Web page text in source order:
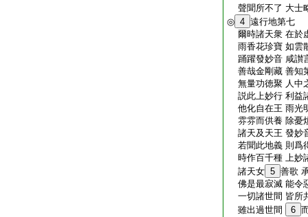
聲聞所不了 大士
◎ 4 遠行地第七
爾時諸天衆 在於
雨香花珍寶 如雲
踊躍發妙音 咸讃
善哉金剛藏 善知
無量功徳聚 人中
説此上妙行 利益
他化自在王 雨光
雰雰而供養 除憂
諸天及天王 發妙
若聞此地義 則爲
時作百千種 上妙
諸天女 5 善歌
佛是最寂滅 能令
一切諸世間 皆所
雖出過世間
6